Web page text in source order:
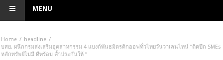
MENU
Home
headline
บสย. ผนึกกรมส่งเสริมอุตสาหกรรม 4 แบงก์พันธมิตรคิกออฟทั่วไทยวันวาเลนไทน์ “ติดปีก SMEs
หลักทรัพย์ไม่มี ดีพร้อม ค้ำประกันให้ “